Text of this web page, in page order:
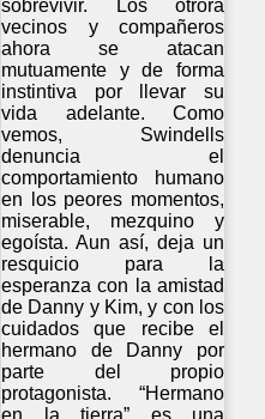
sobrevivir. Los otrora
vecinos y compañeros
ahora se atacan
mutuamente y de forma
instintiva por llevar su
vida adelante. Como
vemos, Swindells
denuncia el
comportamiento humano
en los peores momentos,
miserable, mezquino y
egoísta. Aun así, deja un
resquicio para la
esperanza con la amistad
de Danny y Kim, y con los
cuidados que recibe el
hermano de Danny por
parte del propio
protagonista. “Hermano
en la tierra” es una